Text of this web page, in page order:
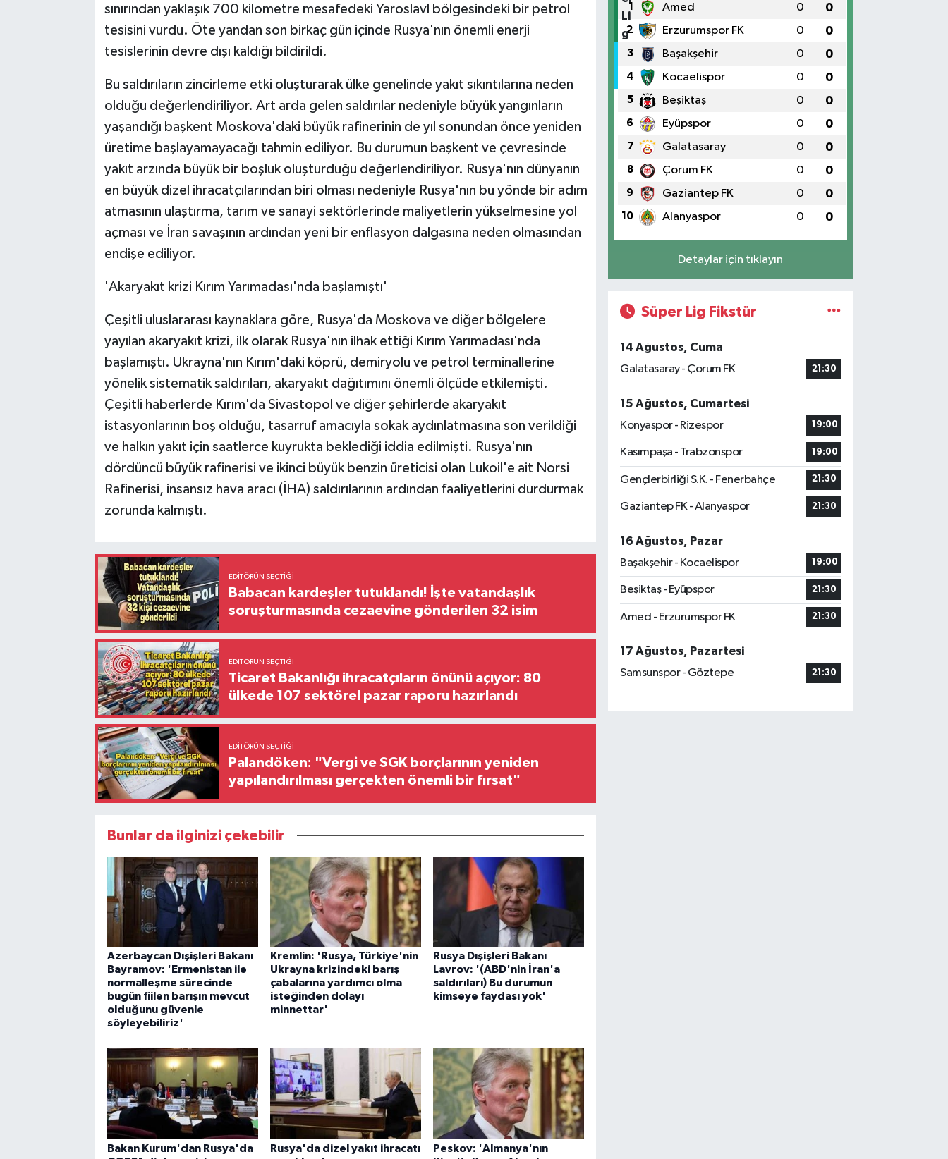
sınırından yaklaşık 700 kilometre mesafedeki Yaroslavl bölgesindeki bir petrol
tesisini vurdu. Öte yandan son birkaç gün içinde Rusya'nın önemli enerji
tesislerinin devre dışı kaldığı bildirildi.
Bu saldırıların zincirleme etki oluşturarak ülke genelinde yakıt sıkıntılarına neden
olduğu değerlendiriliyor. Art arda gelen saldırılar nedeniyle büyük yangınların
yaşandığı başkent Moskova'daki büyük rafinerinin de yıl sonundan önce yeniden
üretime başlayamayacağı tahmin ediliyor. Bu durumun başkent ve çevresinde
yakıt arzında büyük bir boşluk oluşturduğu değerlendiriliyor. Rusya'nın dünyanın
en büyük dizel ihracatçılarından biri olması nedeniyle Rusya'nın bu yönde bir adım
atmasının ulaştırma, tarım ve sanayi sektörlerinde maliyetlerin yükselmesine yol
açması ve İran savaşının ardından yeni bir enflasyon dalgasına neden olmasından
endişe ediliyor.
'Akaryakıt krizi Kırım Yarımadası'nda başlamıştı'
Çeşitli uluslararası kaynaklara göre, Rusya'da Moskova ve diğer bölgelere
yayılan akaryakıt krizi, ilk olarak Rusya'nın ilhak ettiği Kırım Yarımadası'nda
başlamıştı. Ukrayna'nın Kırım'daki köprü, demiryolu ve petrol terminallerine
yönelik sistematik saldırıları, akaryakıt dağıtımını önemli ölçüde etkilemişti.
Çeşitli haberlerde Kırım'da Sivastopol ve diğer şehirlerde akaryakıt
istasyonlarının boş olduğu, tasarruf amacıyla sokak aydınlatmasına son verildiği
ve halkın yakıt için saatlerce kuyrukta beklediği iddia edilmişti. Rusya'nın
dördüncü büyük rafinerisi ve ikinci büyük benzin üreticisi olan Lukoil'e ait Norsi
Rafinerisi, insansız hava aracı (İHA) saldırılarının ardından faaliyetlerini durdurmak
zorunda kalmıştı.
EDITÖRÜN SEÇTIĞI
Babacan kardeşler tutuklandı! İşte vatandaşlık
soruşturmasında cezaevine gönderilen 32 isim
EDITÖRÜN SEÇTIĞI
Ticaret Bakanlığı ihracatçıların önünü açıyor: 80
ülkede 107 sektörel pazar raporu hazırlandı
EDITÖRÜN SEÇTIĞI
Palandöken: "Vergi ve SGK borçlarının yeniden
yapılandırılması gerçekten önemli bir fırsat"
Bunlar da ilginizi çekebilir
Azerbaycan Dışişleri Bakanı
Bayramov: 'Ermenistan ile
normalleşme sürecinde
bugün fiilen barışın mevcut
olduğunu güvenle
söyleyebiliriz'
Kremlin: 'Rusya, Türkiye'nin
Ukrayna krizindeki barış
çabalarına yardımcı olma
isteğinden dolayı
minnettar'
Rusya Dışişleri Bakanı
Lavrov: '(ABD'nin İran'a
saldırıları) Bu durumun
kimseye faydası yok'
Bakan Kurum'dan Rusya'da
Rusya'da dizel yakıt ihracatı
Peskov: 'Almanya'nın
1 Amed 0 0
2 Erzurumspor FK 0 0
3 Başakşehir 0 0
4 Kocaelispor 0 0
5 Beşiktaş 0 0
6 Eyüpspor 0 0
7 Galatasaray 0 0
8 Çorum FK 0 0
9 Gaziantep FK 0 0
10 Alanyaspor 0 0
Detaylar için tıklayın
Süper Lig Fikstür
14 Ağustos, Cuma
Galatasaray - Çorum FK
21:30
15 Ağustos, Cumartesi
Konyaspor - Rizespor
19:00
Kasımpaşa - Trabzonspor 19:00
Gençlerbirliği S.K. - Fenerbahçe 21:30
Gaziantep FK - Alanyaspor 21:30
16 Ağustos, Pazar
Başakşehir - Kocaelispor
19:00
Beşiktaş - Eyüpspor 21:30
Amed - Erzurumspor FK 21:30
17 Ağustos, Pazartesi
Samsunspor - Göztepe
21:30